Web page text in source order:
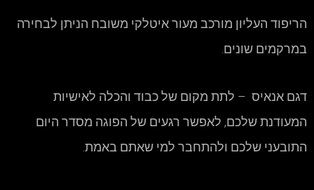
הריפוד העליון מורכב מעור איטלקי משובח הניתן לבחירה
במרקמים שונים.
דגם אנאיס – לתת מקום של כבוד והכלה לאישיות
המעודנת שלכם, לאפשר רגעים של הפוגה מסדר היום
התובעני שלכם ולהתחבר למי שאתם באמת.